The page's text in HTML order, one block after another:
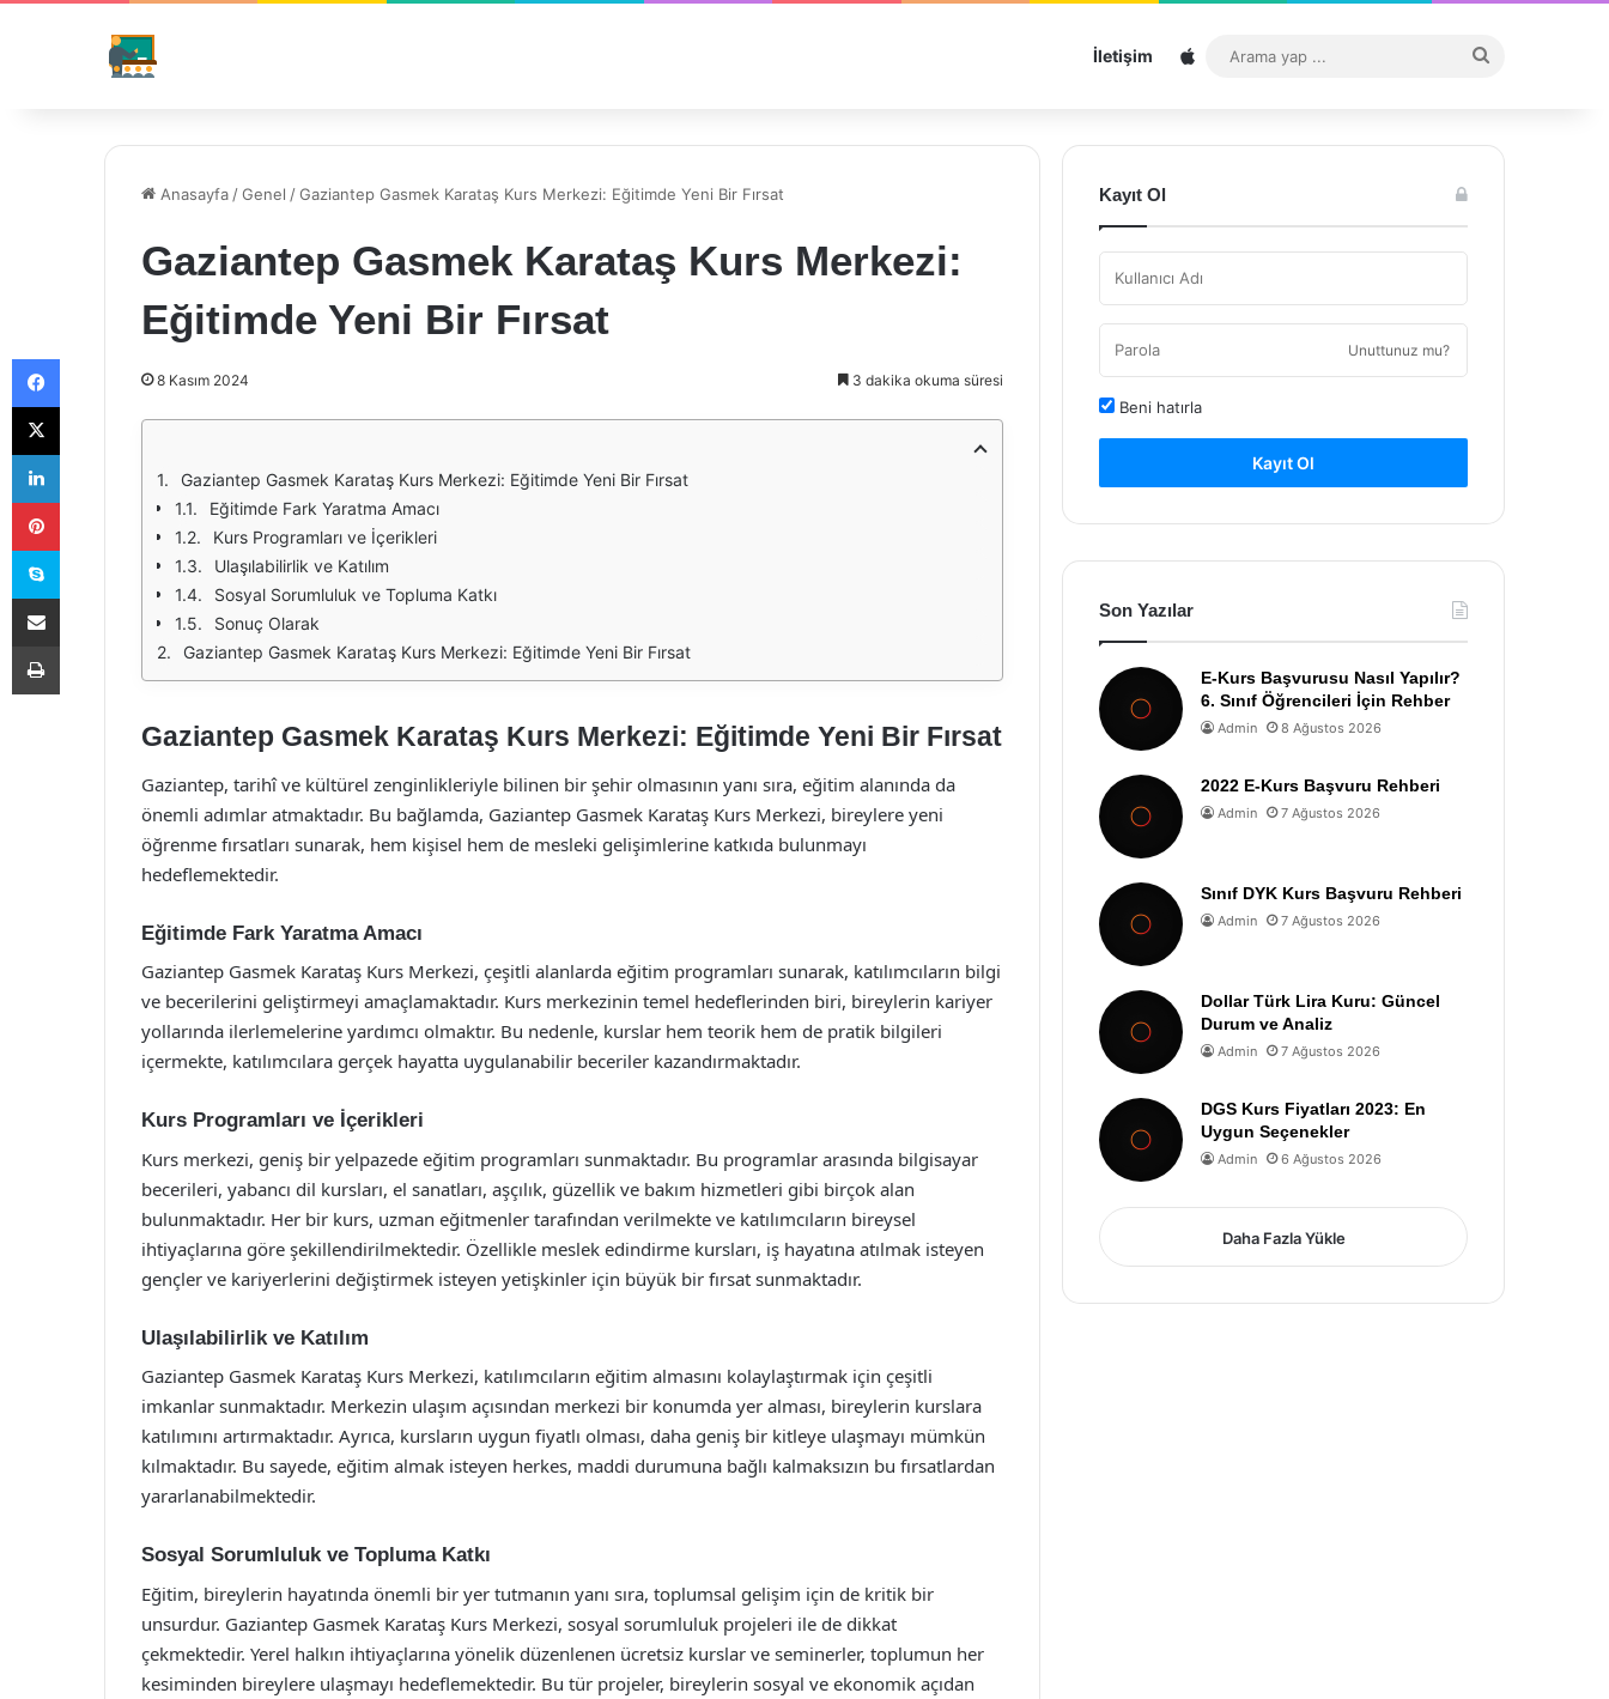
İletişim Sitemap
...
Anasayfa /Genel /Gaziantep Gasmek Karataş Kurs Merkezi: Eğitimde Yeni Bir Fırsat
Gaziantep Gasmek Karataş Kurs Merkezi:
Eğitimde Yeni Bir Fırsat
8 Kasım 2024 3 dakika okuma süresi
Gaziantep Gasmek Karataş Kurs Merkezi: Eğitimde Yeni Bir Fırsat
Eğitimde Fark Yaratma Amacı
Kurs Programları ve İçerikleri
Ulaşılabilirlik ve Katılım
Sosyal Sorumluluk ve Topluma Katkı
Sonuç Olarak
Gaziantep Gasmek Karataş Kurs Merkezi: Eğitimde Yeni Bir Fırsat
Gaziantep Gasmek Karataş Kurs Merkezi: Eğitimde Yeni Bir Fırsat
Gaziantep, tarihî ve kültürel zenginlikleriyle bilinen bir şehir olmasının yanı sıra, eğitim alanında da
önemli adımlar atmaktadır. Bu bağlamda, Gaziantep Gasmek Karataş Kurs Merkezi, bireylere yeni
öğrenme fırsatları sunarak, hem kişisel hem de mesleki gelişimlerine katkıda bulunmayı
hedeflemektedir.
Eğitimde Fark Yaratma Amacı
Gaziantep Gasmek Karataş Kurs Merkezi, çeşitli alanlarda eğitim programları sunarak, katılımcıların bilgi
ve becerilerini geliştirmeyi amaçlamaktadır. Kurs merkezinin temel hedeflerinden biri, bireylerin kariyer
yollarında ilerlemelerine yardımcı olmaktır. Bu nedenle, kurslar hem teorik hem de pratik bilgileri
içermekte, katılımcılara gerçek hayatta uygulanabilir beceriler kazandırmaktadır.
Kurs Programları ve İçerikleri
Kurs merkezi, geniş bir yelpazede eğitim programları sunmaktadır. Bu programlar arasında bilgisayar
becerileri, yabancı dil kursları, el sanatları, aşçılık, güzellik ve bakım hizmetleri gibi birçok alan
bulunmaktadır. Her bir kurs, uzman eğitmenler tarafından verilmekte ve katılımcıların bireysel
ihtiyaçlarına göre şekillendirilmektedir. Özellikle meslek edindirme kursları, iş hayatına atılmak isteyen
gençler ve kariyerlerini değiştirmek isteyen yetişkinler için büyük bir fırsat sunmaktadır.
Ulaşılabilirlik ve Katılım
Gaziantep Gasmek Karataş Kurs Merkezi, katılımcıların eğitim almasını kolaylaştırmak için çeşitli
imkanlar sunmaktadır. Merkezin ulaşım açısından merkezi bir konumda yer alması, bireylerin kurslara
katılımını artırmaktadır. Ayrıca, kursların uygun fiyatlı olması, daha geniş bir kitleye ulaşmayı mümkün
kılmaktadır. Bu sayede, eğitim almak isteyen herkes, maddi durumuna bağlı kalmaksızın bu fırsatlardan
yararlanabilmektedir.
Sosyal Sorumluluk ve Topluma Katkı
Eğitim, bireylerin hayatında önemli bir yer tutmanın yanı sıra, toplumsal gelişim için de kritik bir
unsurdur. Gaziantep Gasmek Karataş Kurs Merkezi, sosyal sorumluluk projeleri ile de dikkat
çekmektedir. Yerel halkın ihtiyaçlarına yönelik düzenlenen ücretsiz kurslar ve seminerler, toplumun her
kesiminden bireylere ulaşmayı hedeflemektedir. Bu tür projeler, bireylerin sosyal ve ekonomik açıdan
Kayıt Ol
Unuttunuz mu?
Beni hatırla
Kayıt Ol
Son Yazılar
E-Kurs Başvurusu Nasıl Yapılır?
6. Sınıf Öğrencileri İçin Rehber
Admin 8 Ağustos 2026
2022 E-Kurs Başvuru Rehberi
Admin 7 Ağustos 2026
Sınıf DYK Kurs Başvuru Rehberi
Admin 7 Ağustos 2026
Dollar Türk Lira Kuru: Güncel
Durum ve Analiz
Admin 7 Ağustos 2026
DGS Kurs Fiyatları 2023: En
Uygun Seçenekler
Admin 6 Ağustos 2026
Daha Fazla Yükle
Facebook
X
LinkedIn
Pinterest
Skype
E-Posta ile paylaş